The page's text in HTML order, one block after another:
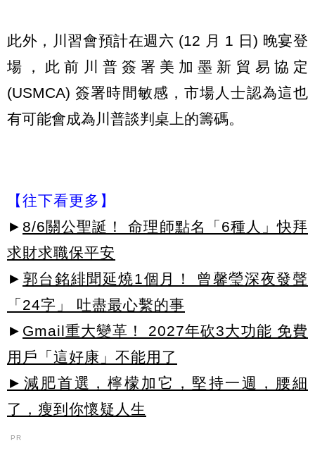
此外，川習會預計在週六 (12 月 1 日) 晚宴登
場，此前川普簽署美加墨新貿易協定
(USMCA) 簽署時間敏感，市場人士認為這也
有可能會成為川普談判桌上的籌碼。
【往下看更多】
► 8/6關公聖誕！ 命理師點名「6種人」快拜
求財求職保平安
► 郭台銘緋聞延燒1個月！ 曾馨瑩深夜發聲
「24字」 吐盡最心繫的事
► Gmail重大變革！ 2027年砍3大功能 免費
用戶「這好康」不能用了
►減肥首選，檸檬加它，堅持一週，腰細
了，瘦到你懷疑人生
PR